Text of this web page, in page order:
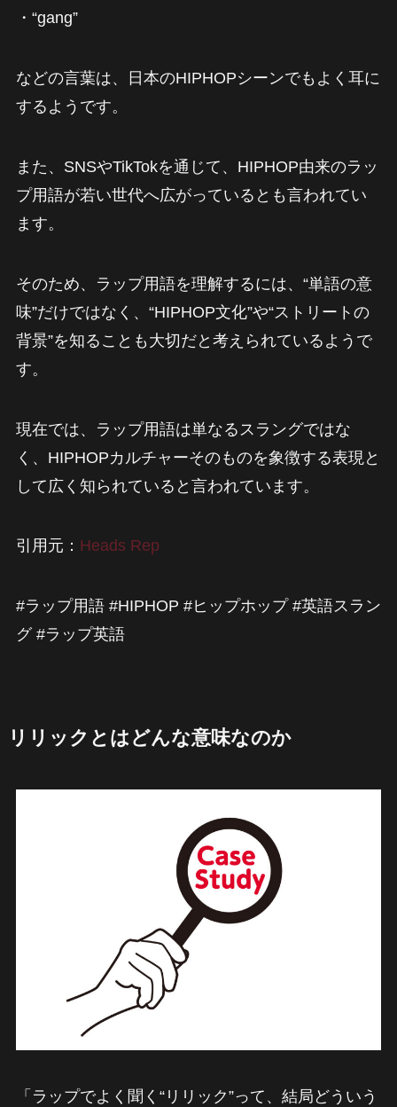
・“gang”
などの言葉は、日本のHIPHOPシーンでもよく耳に
するようです。
また、SNSやTikTokを通じて、HIPHOP由来のラッ
プ用語が若い世代へ広がっているとも言われてい
ます。
そのため、ラップ用語を理解するには、“単語の意
味”だけではなく、“HIPHOP文化”や“ストリートの
背景”を知ることも大切だと考えられているようで
す。
現在では、ラップ用語は単なるスラングではな
く、HIPHOPカルチャーそのものを象徴する表現と
して広く知られていると言われています。
引用元： Heads Rep
#ラップ用語 #HIPHOP #ヒップホップ #英語スラン
グ #ラップ英語
リリックとはどんな意味なのか
「ラップでよく聞く“リリック”って、結局どういう